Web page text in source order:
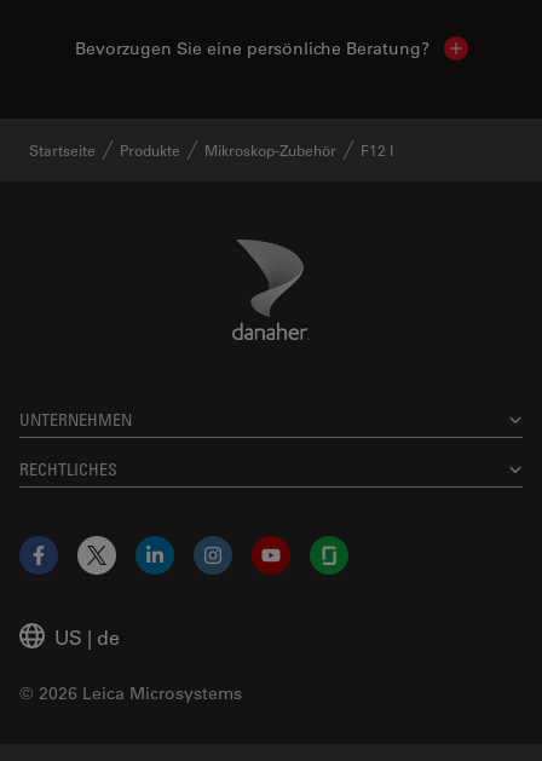
Bevorzugen Sie eine persönliche Beratung? Show
Startseite Produkte Mikroskop-Zubehör F12 I
Danaher Logo
UNTERNEHMEN
RECHTLICHES
US | de
© 2026 Leica Microsystems
Facebook
X LinkedInInstagramYouTubeGlassdoor